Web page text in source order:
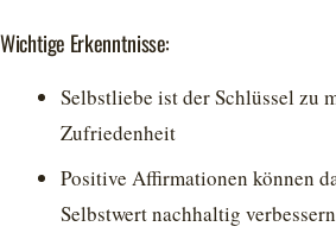
Wichtige Erkenntnisse:
Selbstliebe ist der Schlüssel zu
Zufriedenheit
Positive Affirmationen können
Selbstwert nachhaltig verbessern